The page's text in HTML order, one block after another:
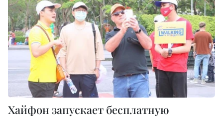
Хайфон запускает бесплатную